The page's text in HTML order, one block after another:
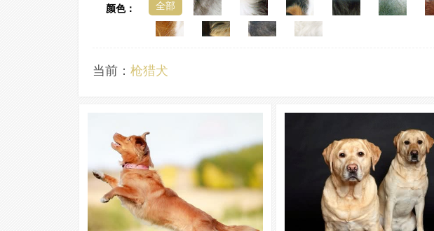
颜色： 全部
当前： 枪猎犬